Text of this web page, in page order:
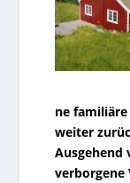
ne
weiter
Ausgehend
verborgene